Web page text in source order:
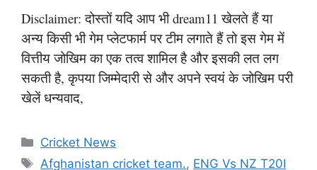
Disclaimer: दोस्तों यदि आप भी dream11 खेलते हैं या
अन्य किसी भी गेम प्लेटफार्म पर टीम लगाते हैं तो इस गेम में
वित्तीय जोखिम का एक तत्व शामिल है और इसकी लत लग
सकती है, कृपया जिम्मेदारी से और अपने स्वयं के जोखिम परी
खेलें धन्यवाद,
Categories
Cricket News
Tags
Afghanistan cricket team., ENG Vs NZ T20I